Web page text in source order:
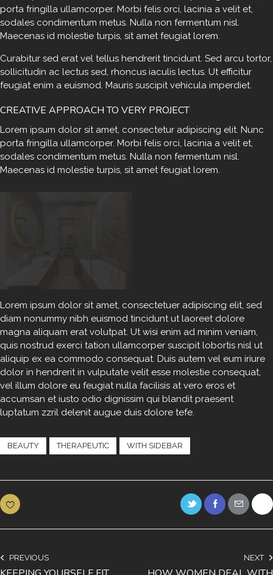
porta fringilla ullamcorper. Morbi felis orci, lacinia a velit et,
sodales condimentum metus. Nulla non fermentum nisl.
Maecenas id molestie turpis, sit amet feugiat lorem.
Curabitur sed erat vel tellus hendrerit tincidunt. Sed arcu tortor,
sollicitudin ac lectus sed, rhoncus iaculis lectus. Ut efficitur
feugiat enim a euismod. Mauris suscipit vehicula imperdiet.
CREATIVE APPROACH TO VERY PROJECT
Lorem ipsum dolor sit amet, consectetur adipiscing elit. Nunc
porta fringilla ullamcorper. Morbi felis orci, lacinia a velit et,
sodales condimentum metus. Nulla non fermentum nisl.
Maecenas id molestie turpis, sit amet feugiat lorem.
Lorem ipsum dolor sit amet, consectetuer adipiscing elit, sed
diam nonummy nibh euismod tincidunt ut laoreet dolore
magna aliquam erat volutpat. Ut wisi enim ad minim veniam,
quis nostrud exerci tation ullamcorper suscipit lobortis nisl ut
aliquip ex ea commodo consequat. Duis autem vel eum iriure
dolor in hendrerit in vulputate velit esse molestie consequat,
vel illum dolore eu feugiat nulla facilisis at vero eros et
accumsan et iusto odio dignissim qui blandit praesent
luptatum zzril delenit augue duis dolore tefe.
BEAUTY THERAPEUTIC WITH SIDEBAR
PREVIOUS NEXT